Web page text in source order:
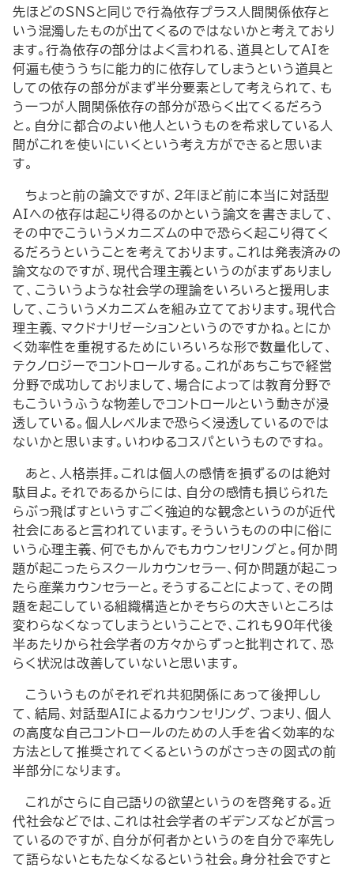
先ほどのSNSと同じで行為依存プラス人間関係依存と
いう混濁したものが出てくるのではないかと考えており
ます。行為依存の部分はよく言われる、道具としてAIを
何遍も使ううちに能力的に依存してしまうという道具と
しての依存の部分がまず半分要素として考えられて、も
う一つが人間関係依存の部分が恐らく出てくるだろう
と。自分に都合のよい他人というものを希求している人
間がこれを使いにいくという考え方ができると思いま
す。
ちょっと前の論文ですが、2年ほど前に本当に対話型
AIへの依存は起こり得るのかという論文を書きまして、
その中でこういうメカニズムの中で恐らく起こり得てく
るだろうということを考えております。これは発表済みの
論文なのですが、現代合理主義というのがまずありまし
て、こういうような社会学の理論をいろいろと援用しま
して、こういうメカニズムを組み立てております。現代合
理主義、マクドナリゼーションというのですかね。とにか
く効率性を重視するためにいろいろな形で数量化して、
テクノロジーでコントロールする。これがあちこちで経営
分野で成功しておりまして、場合によっては教育分野で
もこういうふうな物差しでコントロールという動きが浸
透している。個人レベルまで恐らく浸透しているのでは
ないかと思います。いわゆるコスパというものですね。
あと、人格崇拝。これは個人の感情を損ずるのは絶対
駄目よ。それであるからには、自分の感情も損じられた
らぶっ飛ばすというすごく強迫的な観念というのが近代
社会にあると言われています。そういうものの中に俗に
いう心理主義、何でもかんでもカウンセリングと。何か問
題が起こったらスクールカウンセラー、何か問題が起こっ
たら産業カウンセラーと。そうすることによって、その問
題を起こしている組織構造とかそちらの大きいところは
変わらなくなってしまうということで、これも90年代後
半あたりから社会学者の方々からずっと批判されて、恐
らく状況は改善していないと思います。
こういうものがそれぞれ共犯関係にあって後押しし
て、結局、対話型AIによるカウンセリング、つまり、個人
の高度な自己コントロールのための人手を省く効率的な
方法として推奨されてくるというのがさっきの図式の前
半部分になります。
これがさらに自己語りの欲望というのを啓発する。近
代社会などでは、これは社会学者のギデンズなどが言っ
ているのですが、自分が何者かというのを自分で率先し
て語らないともたなくなるという社会。身分社会ですと